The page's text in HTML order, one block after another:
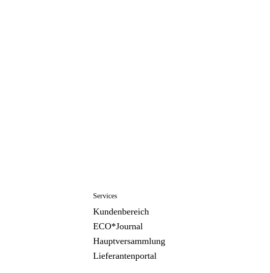
Services
Kundenbereich
ECO*Journal
Hauptversammlung
Lieferantenportal